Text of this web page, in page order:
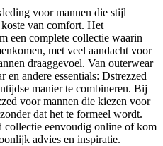
voor mannen die stijl
van comfort. Het
een complete collectie waarin
met veel aandacht voor
draaggevoel. Van outerwear
andere essentials: Dstrezzed
manier te combineren. Bij
voor mannen die kiezen voor
dat het te formeel wordt.
collectie eenvoudig online of kom
advies en inspiratie.